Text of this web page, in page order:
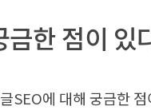
금한 점이 있
SEO에 대해 궁금한